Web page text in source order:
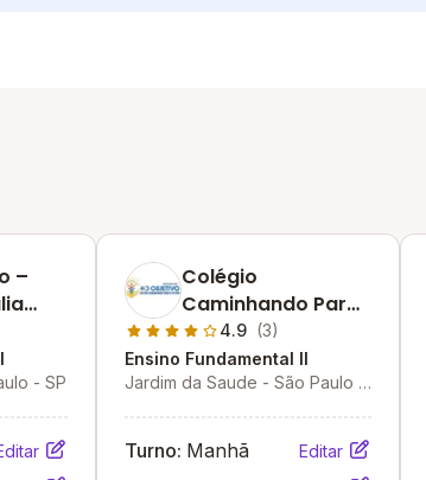
–
- SP
Colégio
Caminhando Para
O Futuro: Unidade
Objetivo
4.9 (3)
Ensino Fundamental II
Jardim da Saude - São Paulo -
Turno: Manhã Editar